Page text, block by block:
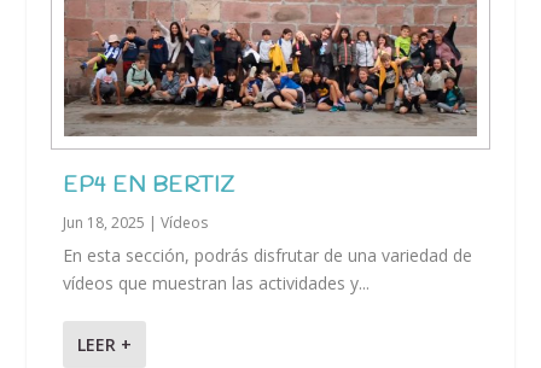
EP4 EN BERTIZ
Jun 18, 2025 |Vídeos
En esta sección, podrás disfrutar de una variedad de
vídeos que muestran las actividades y...
LEER +